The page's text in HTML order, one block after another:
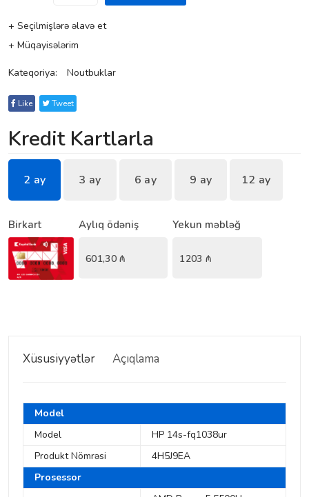
+ Seçilmişlərə əlavə et
+ Müqayisələrim
Kateqoriya: Noutbuklar
Like Tweet
Kredit Kartlarla
2 ay 3 ay 6 ay 9 ay 12 ay
Birkart Aylıq ödəniş
601,30₼
Yekun məbləğ
1203 ₼
Xüsusiyyətlər Açıqlama
Model
Model
HP 14s-fq1038ur
Produkt Nömrəsi
4H5J9EA
Prosessor